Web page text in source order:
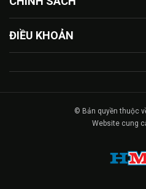
ĐIỀU KHOẢN
© Bản quyền thuộc
Website cung